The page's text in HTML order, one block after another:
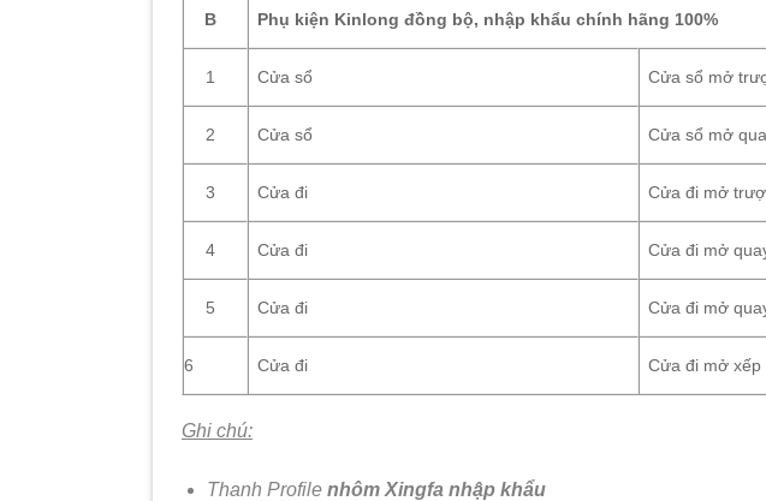
B Phụ kiện Kinlong đồng bộ, nhập khẩu chính hãng 100%
1 Cửa sổ Cửa sổ mở
2 Cửa sổ Cửa sổ mở
3 Cửa đi Cửa đi mở
4 Cửa đi Cửa đi mở
5 Cửa đi Cửa đi mở
6 Cửa đi Cửa đi mở
Ghi chú:
Thanh Profile nhôm Xingfa nhập khẩu